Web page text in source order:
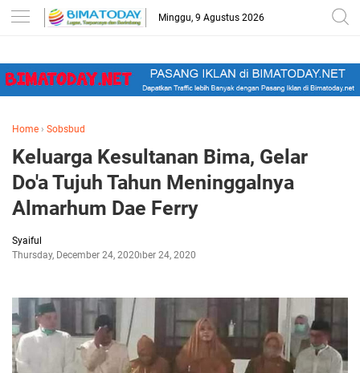
-->
Minggu, 9 Agustus 2026
Home › Sobsbud
Keluarga Kesultanan Bima, Gelar
Do'a Tujuh Tahun Meninggalnya
Almarhum Dae Ferry
Syaiful
Thursday, December 24, 2020December 24, 2020